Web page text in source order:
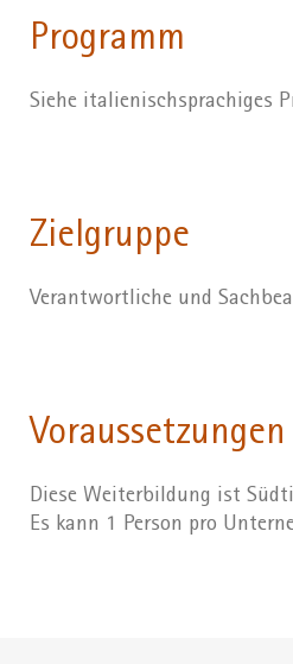
Programm
Siehe italienischsprachiges
Zielgruppe
Verantwortliche und
Voraussetzungen
Diese Weiterbildung ist
Es kann 1 Person pro